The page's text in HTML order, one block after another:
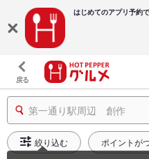
はじめてのアプリ予約
戻る
第一通り駅周辺 創作
絞り込む ポイントが